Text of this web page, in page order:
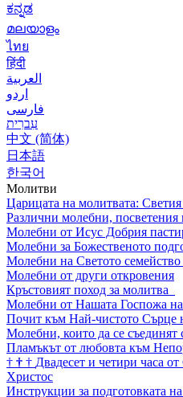
ಕನ್ನಡ
മലയാളം
ไทย
हिंदी
العربية
اردو
فارسی
עִברִית
中文 (简体)
日本語
한국어
Молитви
Царицата на молитвата:
Различни молебни, посветения
Молебни от Исус Добрия
Молебни за Божественото
Молебни на Светото
Молебни от други откровения
Кръстовият поход за молитва
Молебни от Нашата Госпожа
Почит към Най-чистото Сърце
Молебни, които да се съединят
Пламъкът от любовта към
† † † Двадесет и четири часа
Христос
Инструкции за подготовката на